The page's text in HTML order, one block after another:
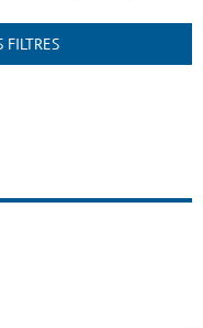
FILTRES